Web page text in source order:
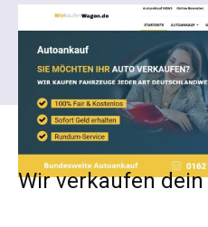
Wir verkaufen